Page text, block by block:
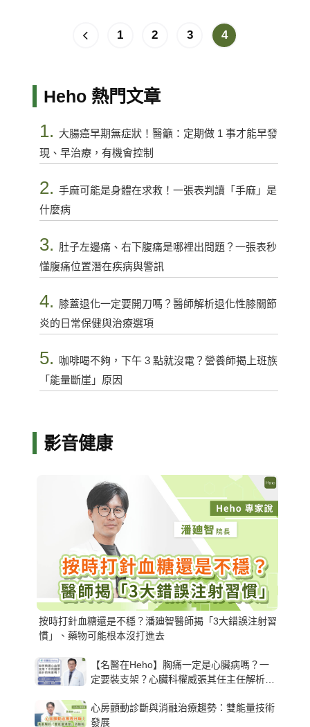
1 2 3 4
Heho 熱門文章
1. 大腸癌早期無症狀！醫籲：定期做 1 事才能早發
現、早治療，有機會控制
2. 手麻可能是身體在求救！一張表判讀「手麻」是
什麼病
3. 肚子左邊痛、右下腹痛是哪裡出問題？一張表秒
懂腹痛位置潛在疾病與警訊
4. 膝蓋退化一定要開刀嗎？醫師解析退化性膝關節
炎的日常保健與治療選項
5.
咖啡喝不夠，下午 3 點就沒電？營養師揭上班族
「能量斷崖」原因
影音健康
按時打針血糖還是不穩？潘廸智醫師揭「3大錯誤注射習
慣」、藥物可能根本沒打進去
【名醫在Heho】胸痛一定是心臟病嗎？一
定要裝支架？心臟科權威張其任主任解析支
心房顫動診斷與消融治療趨勢：雙能量技術
發展